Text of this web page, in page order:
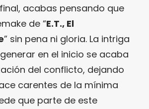
acabas pensando que
de “E.T., El
” sin pena ni gloria. La intriga
en el inicio se acaba
del conflicto, dejando
carentes de la mínima
que parte de este